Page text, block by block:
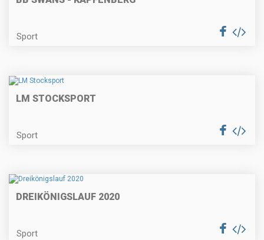
Sport
LM STOCKSPORT
Sport
DREIKÖNIGSLAUF 2020
Sport